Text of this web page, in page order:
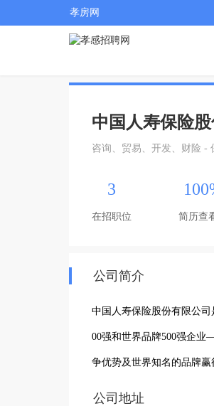
孝房网
中国人寿保险
咨询、贸易、开发、财险 -
3
在招职位 简历查
公司简介
中国人寿保险股份有限公
00强和世界品牌500强企
争优势及世界知名的品牌赢
公司地址